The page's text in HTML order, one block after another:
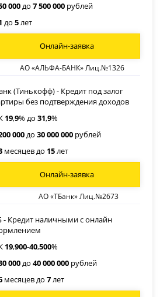
000до7 500 000 рублей
до5лет
АО «АЛЬФА-БАНК» Лиц.№1326
Онлайн-заявка
(Тинькофф) - Кредит под залог
без подтверждения доходов
19,9% до31,9%
000до30 000 000 рублей
месяцев до 15лет
АО «ТБанк» Лиц.№2673
Онлайн-заявка
- Кредит наличными с онлайн
19,900-40,500%
000до40 000 000 рублей
месяцев до7лет